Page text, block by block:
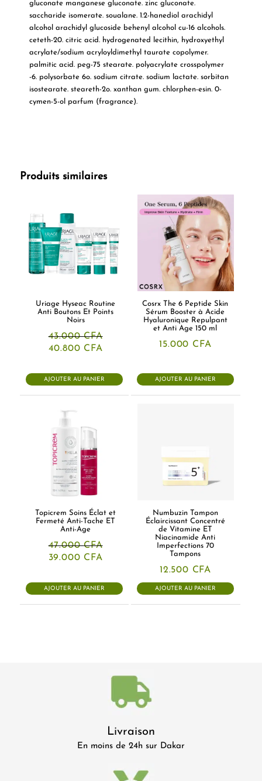
gluconate manganese gluconate. zinc gluconate.
saccharide isomerate. soualane. 1.2-hanediol arachidyl
alcohol arachidyl glucoside behenyl alcohol cu-16 alcohols.
ceteth-20. citric acid. hydrogenated lecithin, hydroxyethyl
acrylate/sodium acryloyldimethyl taurate copolymer.
palmitic acid. peg-75 stearate. polyacrylate crosspolymer
-6. polysorbate 6o. sodium citrate. sodium lactate. sorbitan
isostearate. steareth-2o. xanthan gum. chlorphen-esin. 0-
cymen-5-ol parfum (fragrance).
Produits similaires
Uriage Hyseac Routine
Anti Boutons Et Points
Noirs
43.000CFA
Le
était :
43.000 CFA.
40.800 CFA
est :
40.800 CFA.
AJOUTER AU PANIER
Cosrx The 6 Peptide Skin
Sérum Booster à Acide
Hyaluronique Repulpant
et Anti Age 150 ml
15.000 CFA
AJOUTER AU PANIER
Topicrem Soins Éclat et
Fermeté Anti-Tache ET
Anti-Age
47.000CFA
Le
était :
47.000 CFA.
39.000 CFA
est :
39.000 CFA.
AJOUTER AU PANIER
Numbuzin Tampon
Éclaircissant Concentré
de Vitamine ET
Niacinamide Anti
Imperfections 70
Tampons
12.500 CFA
AJOUTER AU PANIER
Livraison
En moins de 24h sur Dakar